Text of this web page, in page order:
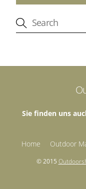
Sie finden uns
Home Outdoor
© 2015